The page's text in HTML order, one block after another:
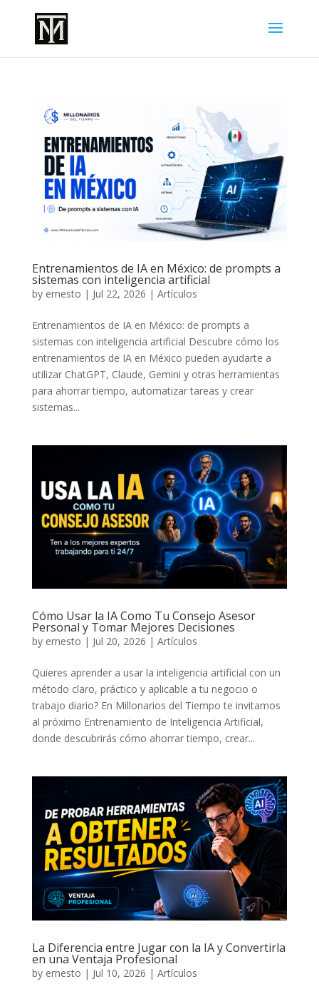
Entrenamientos de IA en México: de prompts a
sistemas con inteligencia artificial
by ernesto | Jul 22, 2026 | Artículos
Entrenamientos de IA en México: de prompts a
sistemas con inteligencia artificial Descubre cómo los
entrenamientos de IA en México pueden ayudarte a
utilizar ChatGPT, Claude, Gemini y otras herramientas
para ahorrar tiempo, automatizar tareas y crear
sistemas...
Cómo Usar la IA Como Tu Consejo Asesor
Personal y Tomar Mejores Decisiones
by ernesto | Jul 20, 2026 | Artículos
Quieres aprender a usar la inteligencia artificial con un
método claro, práctico y aplicable a tu negocio o
trabajo diario? En Millonarios del Tiempo te invitamos
al próximo Entrenamiento de Inteligencia Artificial,
donde descubrirás cómo ahorrar tiempo, crear...
La Diferencia entre Jugar con la IA y Convertirla
en una Ventaja Profesional
by ernesto | Jul 10, 2026 | Artículos